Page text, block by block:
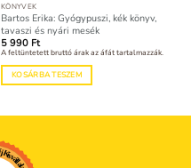
KÖNYVEK
Bartos Erika: Gyógypuszi, kék könyv,
tavaszi és nyári mesék
5 990 Ft
A feltüntetett bruttó árak az áfát tartalmazzák.
KOSÁRBA TESZEM